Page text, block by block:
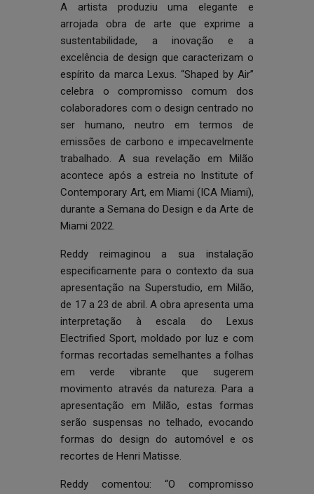
A artista produziu uma elegante e
arrojada obra de arte que exprime a
sustentabilidade, a inovação e a
excelência de design que caracterizam o
espírito da marca Lexus. “Shaped by Air”
celebra o compromisso comum dos
colaboradores com o design centrado no
ser humano, neutro em termos de
emissões de carbono e impecavelmente
trabalhado. A sua revelação em Milão
acontece após a estreia no Institute of
Contemporary Art, em Miami (ICA Miami),
durante a Semana do Design e da Arte de
Miami 2022.
Reddy reimaginou a sua instalação
especificamente para o contexto da sua
apresentação na Superstudio, em Milão,
de 17 a 23 de abril. A obra apresenta uma
interpretação à escala do Lexus
Electrified Sport, moldado por luz e com
formas recortadas semelhantes a folhas
em verde vibrante que sugerem
movimento através da natureza. Para a
apresentação em Milão, estas formas
serão suspensas no telhado, evocando
formas do design do automóvel e os
recortes de Henri Matisse.
Reddy comentou: “O compromisso